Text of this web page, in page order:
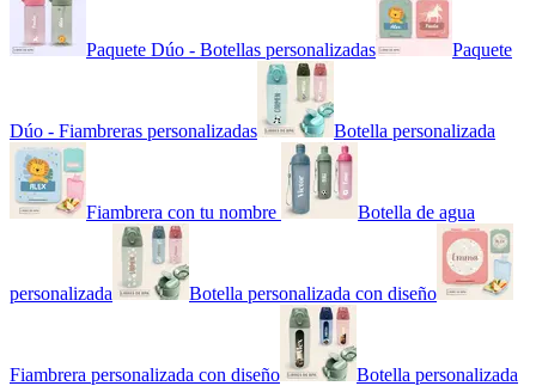
Paquete Dúo - Botellas personalizadas Paquete
Dúo - Fiambreras personalizadas Botella personalizada
Fiambrera con tu nombre Botella de agua
personalizada Botella personalizada con diseño
Fiambrera personalizada con diseño Botella personalizada